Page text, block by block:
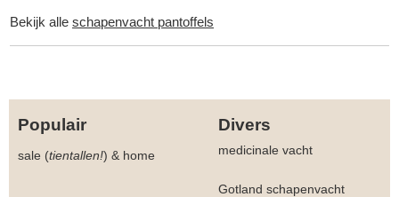
Bekijk alle schapenvacht pantoffels
Populair Divers
sale (tientallen!) & home medicinale vacht
Gotland schapenvacht